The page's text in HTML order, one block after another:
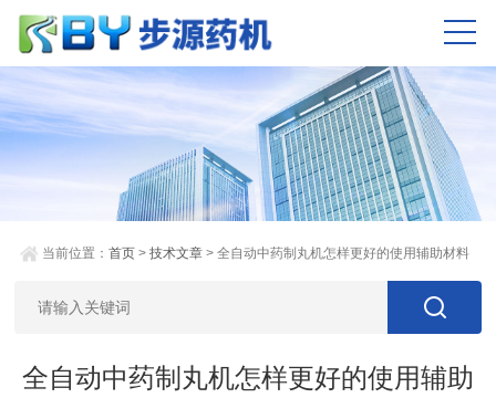
当前位置：首页 >技术文章 > 全自动中药制丸机怎样更好的使用辅助材料
全自动中药制丸机怎样更好的使用辅助